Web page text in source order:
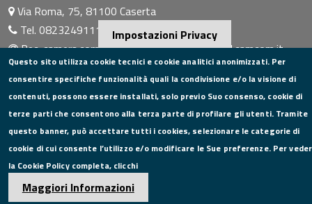
Via Roma, 75, 81100 Caserta
Tel. 0823249111
Pec:camera.commercio.caserta@ce.legalmail.camcom.it
Email:info@ce.camcom.it
DATI PER LA FATTURAZIONE
P.I. 00908580616
C.F. 80004270619
Codice Univoco Ufficio UFXYA1
SEGUICI SU
Impostazioni Privacy
Questo sito utilizza cookie tecnici e cookie analitici anonimizzati. Per
consentire specifiche funzionalità quali la condivisione e/o la visione di
contenuti, possono essere installati, solo previo Suo consenso, cookie di
terze parti che consentono alla terza parte di profilare gli utenti. Tramite
questo banner, può accettare tutti i cookies, selezionare le categorie di
cookie di cui consente l’utilizzo e/o modificare le Sue preferenze. Per
la Cookie Policy completa, clicchi
Maggiori Informazioni